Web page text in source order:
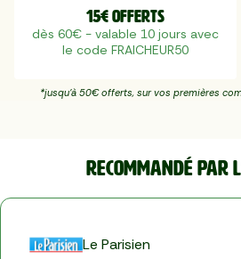
15€ offerts
dès 60€ - valable 10 jours avec
le code FRAICHEUR50
*jusqu'à 50€ offerts, sur vos premières
Recommandé par
Le Parisien